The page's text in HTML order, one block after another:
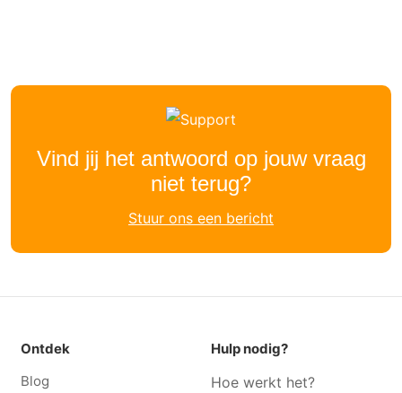
Vind jij het antwoord op jouw vraag
niet terug?
Stuur ons een bericht
Ontdek
Blog
Hulp nodig?
Hoe werkt het?